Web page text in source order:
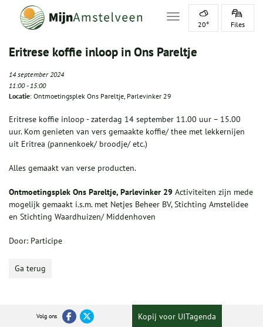
Toggle navigation
20° Files
Eritrese koffie inloop in Ons Pareltje
14 september 2024
11:00-15:00
Locatie: Ontmoetingsplek Ons Pareltje, Parlevinker 29
Eritrese koffie inloop - zaterdag 14 september 11.00 uur – 15.00
uur. Kom genieten van vers gemaakte koffie/ thee met lekkernijen
uit Eritrea (pannenkoek/ broodje/ etc.)
Alles gemaakt van verse producten.
Ontmoetingsplek Ons Pareltje, Parlevinker 29 Activiteiten zijn mede
mogelijk gemaakt i.s.m. met Netjes Beheer BV, Stichting Amstelidee
en Stichting Waardhuizen/ Middenhoven
Door: Participe
Ga terug
Volg ons Kopij voor UITagenda